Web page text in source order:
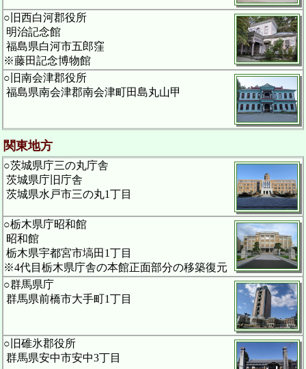
○旧西白河郡役所
明治記念館
福島県白河市五郎窪
※藤田記念博物館
○旧南会津郡役所
福島県南会津郡南会津町田島丸山甲
関東地方
○茨城県庁三の丸庁舎
茨城県庁旧庁舎
茨城県水戸市三の丸1丁目
○栃木県庁昭和館
昭和館
栃木県宇都宮市塙田1丁目
※4代目栃木県庁舎の本館正面部分の移築復元
○群馬県庁
群馬県前橋市大手町1丁目
○旧碓氷郡役所
群馬県安中市安中3丁目